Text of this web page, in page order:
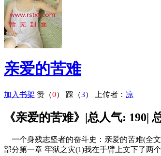
亲爱的苦难
加入书架 赞（0） 踩（3） 上传者： 凉
《亲爱的苦难》|总人气: 190|
一个身残志坚者的奋斗史：亲爱的苦难(全
部分第一章 牢狱之灾(1)我在手臂上文下了两